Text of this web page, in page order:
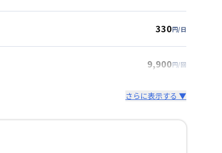
330円/日
9,900円/回
さらに表示する ▼